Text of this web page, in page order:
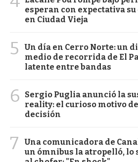
esperan con expectativa
en Ciudad Vieja
5
Un día en Cerro Norte: un
medio de recorrida de El
latente entre bandas
6
Sergio Puglia anunció la
reality: el curioso motivo
decisión
7
Una comunicadora de
un ómnibus la atropelló, lo